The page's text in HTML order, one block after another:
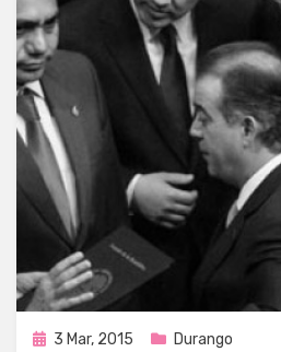
Publicada
3 Mar, 2015 Durango